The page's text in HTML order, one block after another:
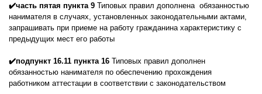
✔️часть пятая пункта 9 Типовых правил дополнена обязанностью
нанимателя в случаях, установленных законодательными актами,
запрашивать при приеме на работу гражданина характеристику с
предыдущих мест его работы
✔️подпункт 16.11 пункта 16 Типовых правил дополнен
обязанностью нанимателя по обеспечению прохождения
работником аттестации в соответствии с законодательством